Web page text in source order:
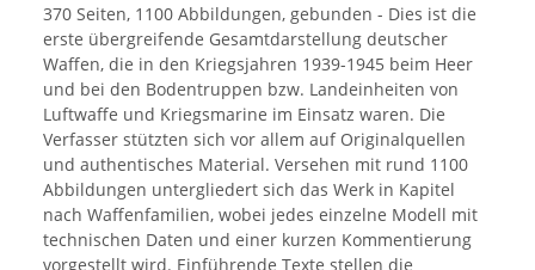
370 Seiten, 1100 Abbildungen, gebunden - Dies ist die
erste übergreifende Gesamtdarstellung deutscher
Waffen, die in den Kriegsjahren 1939-1945 beim Heer
und bei den Bodentruppen bzw. Landeinheiten von
Luftwaffe und Kriegsmarine im Einsatz waren. Die
Verfasser stützten sich vor allem auf Originalquellen
und authentisches Material. Versehen mit rund 1100
Abbildungen untergliedert sich das Werk in Kapitel
nach Waffenfamilien, wobei jedes einzelne Modell mit
technischen Daten und einer kurzen Kommentierung
vorgestellt wird. Einführende Texte stellen die